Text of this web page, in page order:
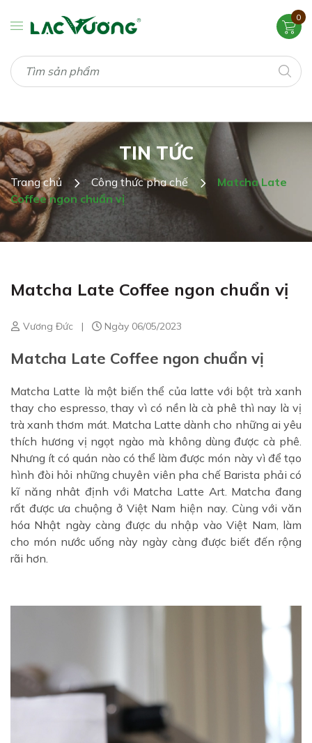
0
TIN TỨC
Trang chủ Công thức pha chế
Matcha Late
Coffee ngon chuẩn vị
Matcha Late Coffee ngon chuẩn vị
Vương Đức | Ngày 06/05/2023
Matcha Late Coffee ngon chuẩn vị
Matcha Latte là một biến thể của latte với bột trà xanh
thay cho espresso, thay vì có nền là cà phê thì nay là vị
trà xanh thơm mát. Matcha Latte dành cho những ai yêu
thích hương vị ngọt ngào mà không dùng được cà phê.
Nhưng ít có quán nào có thể làm được món này vì để tạo
hình đòi hỏi những chuyên viên pha chế Barista phải có
kĩ năng nhât định với Matcha Latte Art. Matcha đang
rất được ưa chuộng ở Việt Nam hiện nay. Cùng với văn
hóa Nhật ngày càng được du nhập vào Việt Nam, làm
cho món nước uống này ngày càng được biết đến rộng
rãi hơn.